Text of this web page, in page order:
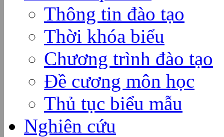
Thông tin đào tạo
Thời khóa biểu
Chương trình đào tạo
Đề cương môn học
Thủ tục biểu mẫu
Nghiên cứu